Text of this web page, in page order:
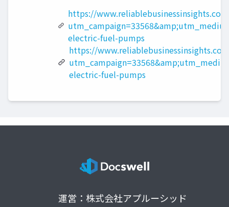
https://
electric-fuel-pumps
https://
electric-fuel-pumps
運営：株式会社アプルーシッド